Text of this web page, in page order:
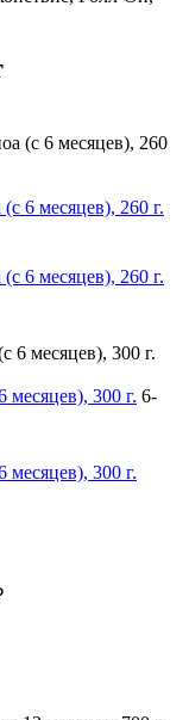
6 месяцев), 260 г.
6 месяцев), 260 г.
месяцев), 300 г. 6-
месяцев), 300 г.